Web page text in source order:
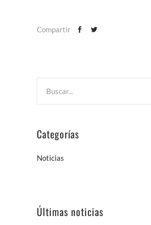
Compartir
Categorías
Noticias
Últimas noticias